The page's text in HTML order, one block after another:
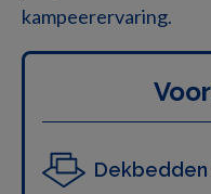
Luxe tent
Perfect
kampeerervaring.
Dekbedden